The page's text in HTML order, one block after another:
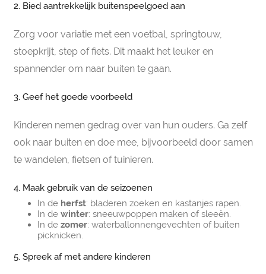
2. Bied aantrekkelijk buitenspeelgoed aan
Zorg voor variatie met een voetbal, springtouw,
stoepkrijt, step of fiets. Dit maakt het leuker en
spannender om naar buiten te gaan.
3. Geef het goede voorbeeld
Kinderen nemen gedrag over van hun ouders. Ga zelf
ook naar buiten en doe mee, bijvoorbeeld door samen
te wandelen, fietsen of tuinieren.
4. Maak gebruik van de seizoenen
In de herfst: bladeren zoeken en kastanjes rapen.
In de winter: sneeuwpoppen maken of sleeën.
In de zomer: waterballonnengevechten of buiten
picknicken.
5. Spreek af met andere kinderen